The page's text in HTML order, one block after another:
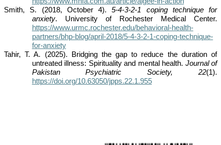
Smith, S. (2018, October 4).5-4-3-2-1 coping technique for
anxiety. University of Rochester Medical Center.
https://www.urmc.rochester.edu/behavioral-health-
partners/bhp-blog/april-2018/5-4-3-2-1-coping-technique-
for-anxiety
Tahir, T. A. (2025). Bridging the gap to reduce the duration of
untreated illness: Spirituality and mental health. Journal of
Pakistan Psychiatric Society, 22(1).
https://doi.org/10.63050/jpps.22.1.955